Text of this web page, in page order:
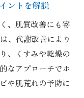
ントを解説
、肌質改善にも寄
、代謝改善により
、くすみや乾燥の
なアプローチでホ
や肌荒れの予防に